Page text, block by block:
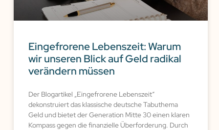
Eingefrorene Lebenszeit: Warum
wir unseren Blick auf Geld radikal
verändern müssen
Der Blogartikel „Eingefrorene Lebenszeit“
dekonstruiert das klassische deutsche Tabuthema
Geld und bietet der Generation Mitte 30 einen klaren
Kompass gegen die finanzielle Überforderung. Durch